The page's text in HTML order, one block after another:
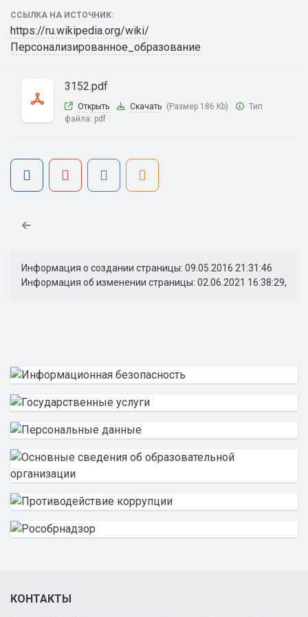
ССЫЛКА НА ИСТОЧНИК:
https://ru.wikipedia.org/wiki/
Персонализированное_образование
3152.pdf
Открыть Скачать (Размер 186 Kb)
Тип
файла: pdf
Информация о создании страницы: 09.05.2016 21:31:46
Информация об изменении страницы: 02.06.2021 16:38:29,
КОНТАКТЫ